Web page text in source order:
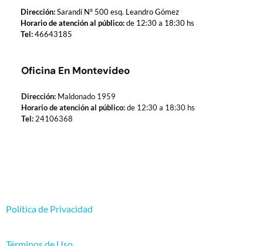
Dirección:Sarandí Nº 500 esq. Leandro Gómez
Horario de atención al público:de 12:30 a 18:30 hs
Tel:46643185
Oficina En Montevideo
Dirección:Maldonado 1959
Horario de atención al público:de 12:30 a 18:30 hs
Tel:24106368
Política de Privacidad
Términos de Uso